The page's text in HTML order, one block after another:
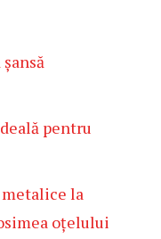
pentru
la
oțelului